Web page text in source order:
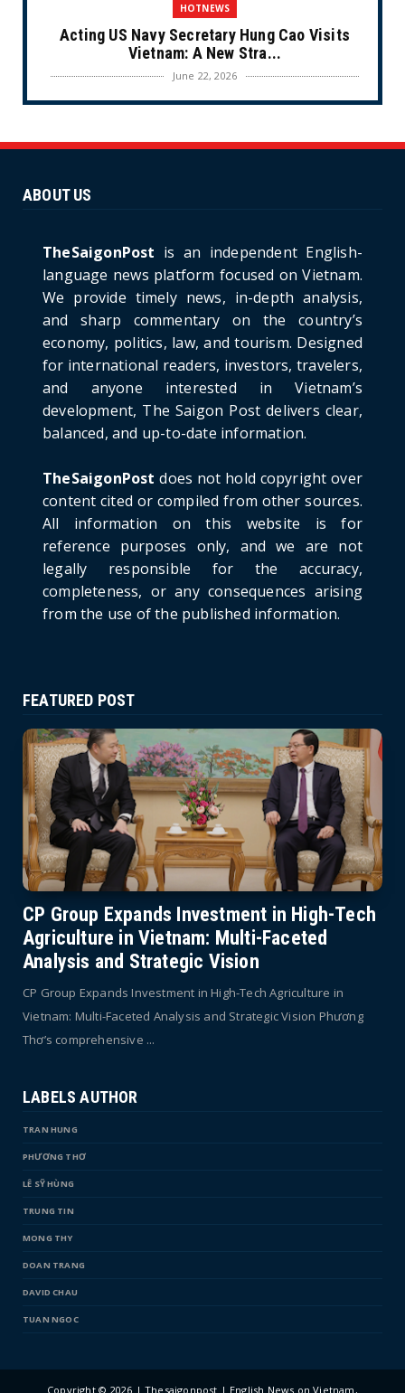
HOTNEWS
Acting US Navy Secretary Hung Cao Visits
Vietnam: A New Stra...
June 22, 2026
CULTURE
Ninh Bride Re-enacts...
Project: An Analysi...
June 21, 2026
HOTNEWS
Detailed Analysis of the Cooling-off Period
Law in Timeshare...
June 21, 2026
HOTNEWS
Prime Minister Lê Minh Hưng’s Visit to
Russia: A New Step Fo...
HOTNEWS
Politburo: Strictly Handle Acts of Using
Pirated Software, C...
June 21, 2026
ABOUT US
TheSaigonPost is an independent English-
language news platform focused on Vietnam.
We provide timely news, in-depth analysis,
and sharp commentary on the country’s
economy, politics, law, and tourism. Designed
for international readers, investors, travelers,
and anyone interested in Vietnam’s
development, The Saigon Post delivers clear,
balanced, and up-to-date information.
TheSaigonPost does not hold copyright over
content cited or compiled from other sources.
All information on this website is for
reference purposes only, and we are not
legally responsible for the accuracy,
completeness, or any consequences arising
from the use of the published information.
FEATURED POST
CP Group Expands Investment in High-Tech
Agriculture in Vietnam: Multi-Faceted
Analysis and Strategic Vision
CP Group Expands Investment in High-Tech Agriculture in
Vietnam: Multi-Faceted Analysis and Strategic Vision Phương
Thơ’s comprehensive ...
LABELS AUTHOR
TRAN HUNG
PHƯƠNG THƠ
LÊ SỸ HÙNG
TRUNG TIN
MONG THY
DOAN TRANG
DAVID CHAU
TUAN NGOC
Copyright © 2026 | Thesaigonpost | English News on Vietnam,